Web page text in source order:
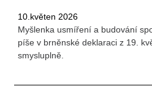
10.květen 2026
Myšlenka usmíření a budování
píše v brněnské deklaraci z 19.
smysluplně.